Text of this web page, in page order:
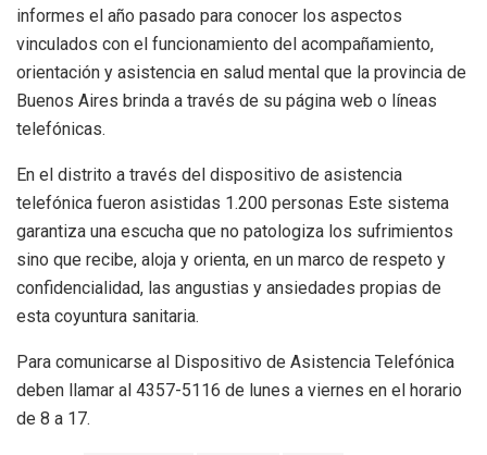
informes el año pasado para conocer los aspectos
vinculados con el funcionamiento del acompañamiento,
orientación y asistencia en salud mental que la provincia de
Buenos Aires brinda a través de su página web o líneas
telefónicas.
En el distrito a través del dispositivo de asistencia
telefónica fueron asistidas 1.200 personas Este sistema
garantiza una escucha que no patologiza los sufrimientos
sino que recibe, aloja y orienta, en un marco de respeto y
confidencialidad, las angustias y ansiedades propias de
esta coyuntura sanitaria.
Para comunicarse al Dispositivo de Asistencia Telefónica
deben llamar al 4357-5116 de lunes a viernes en el horario
de 8 a 17.